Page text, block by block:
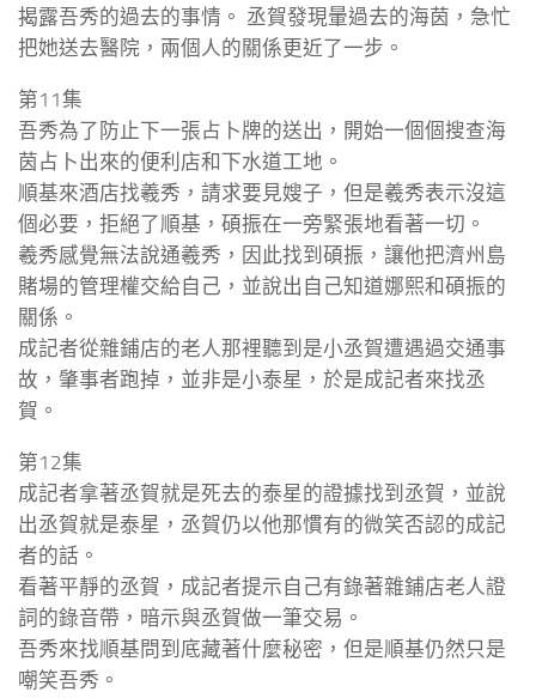
揭露吾秀的過去的事情。 丞賀發現暈過去的海茵，急忙
把她送去醫院，兩個人的關係更近了一步。
第11集
吾秀為了防止下一張占卜牌的送出，開始一個個搜查海
茵占卜出來的便利店和下水道工地。
順基來酒店找羲秀，請求要見嫂子，但是羲秀表示沒這
個必要，拒絕了順基，碩振在一旁緊張地看著一切。
羲秀感覺無法說通羲秀，因此找到碩振，讓他把濟州島
賭場的管理權交給自己，並說出自己知道娜熙和碩振的
關係。
成記者從雜鋪店的老人那裡聽到是小丞賀遭遇過交通事
故，肇事者跑掉，並非是小泰星，於是成記者來找丞
賀。
第12集
成記者拿著丞賀就是死去的泰星的證據找到丞賀，並說
出丞賀就是泰星，丞賀仍以他那慣有的微笑否認的成記
者的話。
看著平靜的丞賀，成記者提示自己有錄著雜鋪店老人證
詞的錄音帶，暗示與丞賀做一筆交易。
吾秀來找順基問到底藏著什麼秘密，但是順基仍然只是
嘲笑吾秀。